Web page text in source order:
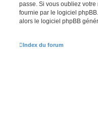
passe. Si vous oubliez
fournie par le logiciel
alors le logiciel phpBB
Index du forum